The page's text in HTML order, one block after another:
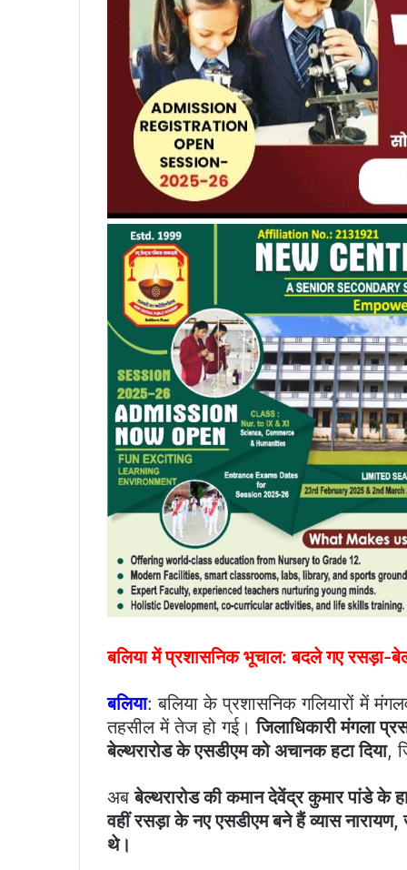
बलिया में प्रशासनिक भूचाल: बदले गए रसड़ा-
बलिया: बलिया के प्रशासनिक गलियारों में
तहसील में तेज हो गई।जिलाधिकारी मंगला
बेल्थरारोड के एसडीएम को अचानक हटा दिया,
अबबेल्थरारोड की कमान देवेंद्र कुमार पांडे के
वहीं रसड़ा के नए एसडीएम बने हैं व्यास नारायण,
थे।